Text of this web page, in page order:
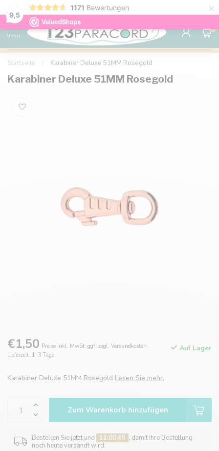
9,5
1171 Bewertungen ×
Kostenlose Lieferung nach Hause ab 150 €
MENU
0
Startseite Karabiner Deluxe 51MM Rosegold
Karabiner Deluxe 51MM Rosegold
€1,50 Preise inkl. MwSt. ggf. zzgl. Versandkosten.
Lieferzeit: 1-3 Tage
Auf Lager
Karabiner Deluxe 51MM Rosegold Lesen Sie mehr.
Zum Warenkorb hinzufügen
Bestellen Sie jetzt und 11:00:45 , damit Ihre Bestellung
noch heute versandt wird.